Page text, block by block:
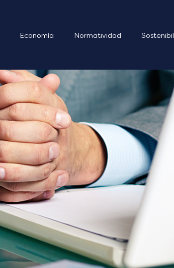
Economía Normatividad